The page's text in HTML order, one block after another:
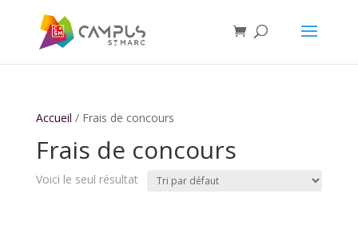
Accueil / Frais de concours
Frais de concours
Voici le seul résultat